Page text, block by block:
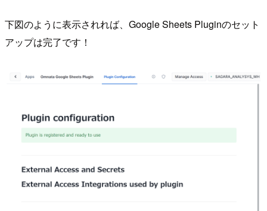
下図のように表示されれば、Google Sheets Pluginのセット
アップは完了です！